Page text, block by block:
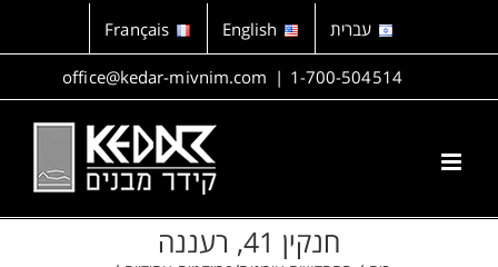
עברית English
Français
1-700-504514
|
office@kedar-mivnim.com
חנקין 41, רעננה